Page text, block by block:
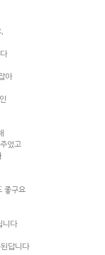
아
었고
좋구요
니다
답니다